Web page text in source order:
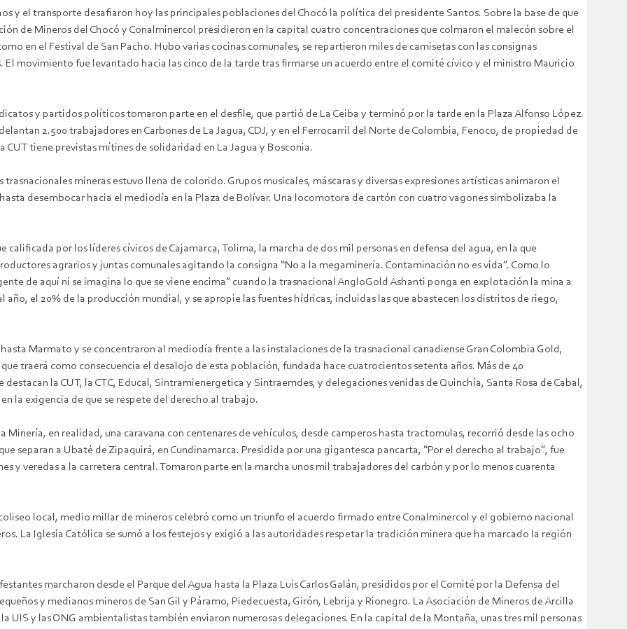
y el transporte desafiaron hoy las principales poblaciones del Chocó la política del presidente Santos. Sobre la base de que
de Mineros del Chocó y Conalminercol presidieron en la capital cuatro concentraciones que colmaron el malecón sobre el
en el Festival de San Pacho. Hubo varias cocinas comunales, se repartieron miles de camisetas con las consignas
El movimiento fue levantado hacia las cinco de la tarde tras firmarse un acuerdo entre el comité cívico y el ministro Mauricio
y partidos políticos tomaron parte en el desfile, que partió de La Ceiba y terminó por la tarde en la Plaza Alfonso López.
2.500 trabajadores en Carbones de La Jagua, CDJ, y en el Ferrocarril del Norte de Colombia, Fenoco, de propiedad de
CUT tiene previstas mítines de solidaridad en La Jagua y Bosconia.
mineras estuvo llena de colorido. Grupos musicales, máscaras y diversas expresiones artísticas animaron el
desembocar hacia el mediodía en la Plaza de Bolívar. Una locomotora de cartón con cuatro vagones simbolizaba la
por los líderes cívicos de Cajamarca, Tolima, la marcha de dos mil personas en defensa del agua, en la que
agrarios y juntas comunales agitando la consigna “No a la megaminería. Contaminación no es vida”. Como lo
de aquí ni se imagina lo que se viene encima” cuando la trasnacional AngloGold Ashanti ponga en explotación la mina a
el 20% de la producción mundial, y se apropie las fuentes hídricas, incluidas las que abastecen los distritos de riego,
Marmato y se concentraron al mediodía frente a las instalaciones de la trasnacional canadiense Gran Colombia Gold,
traerá como consecuencia el desalojo de esta población, fundada hace cuatrocientos setenta años. Más de 40
la CUT, la CTC, Educal, Sintramienergetica y Sintraemdes, y delegaciones venidas de Quinchía, Santa Rosa de Cabal,
la exigencia de que se respete del derecho al trabajo.
Minería, en realidad, una caravana con centenares de vehículos, desde camperos hasta tractomulas, recorrió desde las ocho
separan a Ubaté de Zipaquirá, en Cundinamarca. Presidida por una gigantesca pancarta, “Por el derecho al trabajo”, fue
y veredas a la carretera central. Tomaron parte en la marcha unos mil trabajadores del carbón y por lo menos cuarenta
local, medio millar de mineros celebró como un triunfo el acuerdo firmado entre Conalminercol y el gobierno nacional
La Iglesia Católica se sumó a los festejos y exigió a las autoridades respetar la tradición minera que ha marcado la región
marcharon desde el Parque del Agua hasta la Plaza Luis Carlos Galán, presididos por el Comité por la Defensa del
y medianos mineros de San Gil y Páramo, Piedecuesta, Girón, Lebrija y Rionegro. La Asociación de Mineros de Arcilla
UIS y las ONG ambientalistas también enviaron numerosas delegaciones. En la capital de la Montaña, unas tres mil personas